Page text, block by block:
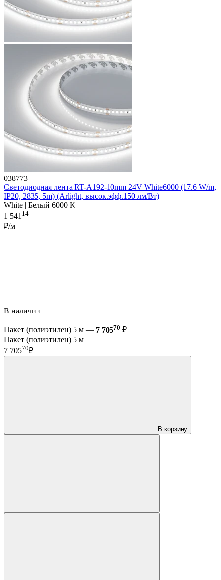
038773
Светодиодная лента RT-A192-10mm 24V White6000 (17.6 W/m,
IP20, 2835, 5m) (Arlight, высок.эфф.150 лм/Вт)
White | Белый 6000 K
1 54114
₽/м
В наличии
Пакет (полиэтилен) 5 м — 7 70570 ₽
Пакет (полиэтилен) 5 м
7 70570₽
В корзину